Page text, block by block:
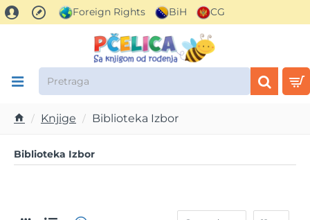
Foreign Rights BiH CG
Pretraga
m
Knjige Biblioteka Izbor
Biblioteka Izbor